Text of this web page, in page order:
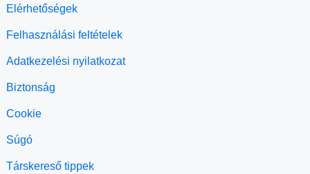
Elérhetőségek
Felhasználási feltételek
Adatkezelési nyilatkozat
Biztonság
Cookie
Súgó
Társkereső tippek